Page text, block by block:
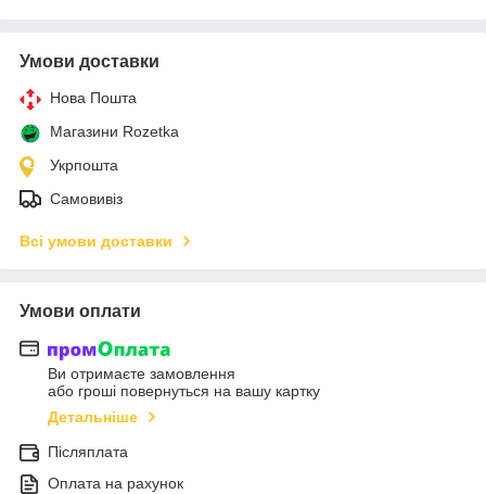
Умови доставки
Нова Пошта
Магазини Rozetka
Укрпошта
Самовивіз
Всі умови доставки
Умови оплати
Ви отримаєте замовлення
або гроші повернуться на вашу картку
Детальніше
Післяплата
Оплата на рахунок